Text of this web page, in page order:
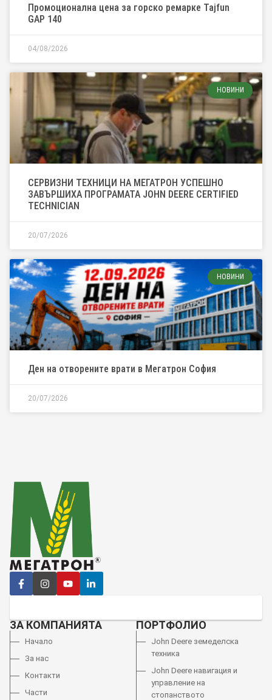
Промоционална цена за горско ремарке Tajfun
GAP 140
04/08/2026
НОВИНИ
СЕРВИЗНИ ТЕХНИЦИ НА МЕГАТРОН УСПЕШНО
ЗАВЪРШИХА ПРОГРАМАТА JOHN DEERE CERTIFIED
TECHNICIAN
20/07/2026
НОВИНИ
Ден на отворените врати в Мегатрон София
20/07/2026
ЗА КОМПАНИЯТА
Начало
За нас
Контакти
Части
ПОРТФОЛИО
John Deere земеделска
техника
John Deere навигация и
управление на
стопанството